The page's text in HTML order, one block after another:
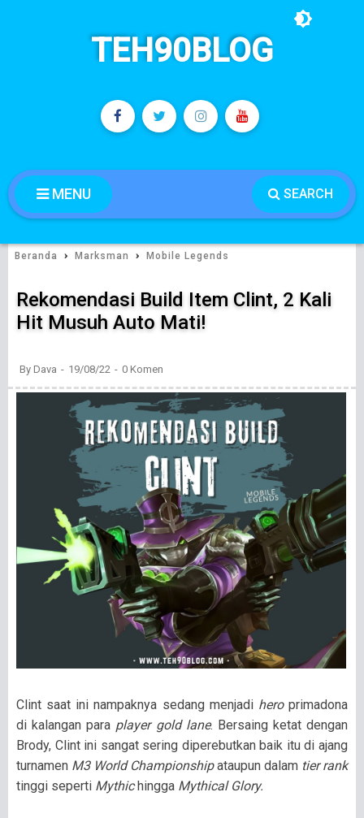
TEH90BLOG
SEARCH
MENU
Beranda › Marksman › Mobile Legends
Rekomendasi Build Item Clint, 2 Kali
Hit Musuh Auto Mati!
By Dava 19/08/22 0 Komen
Clint saat ini nampaknya sedang menjadi heroprimadona
di kalangan para player gold lane. Bersaing ketat dengan
Brody, Clint ini sangat sering diperebutkan baik itu di ajang
turnamen M3 World Championshipataupun dalam tier rank
tinggi seperti Mythichingga Mythical Glory.